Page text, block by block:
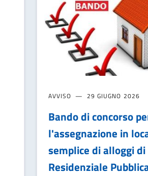
AVVISO 29 GIUGNO 2026
Bando di concorso
l'assegnazione in
semplice di alloggi
Residenziale